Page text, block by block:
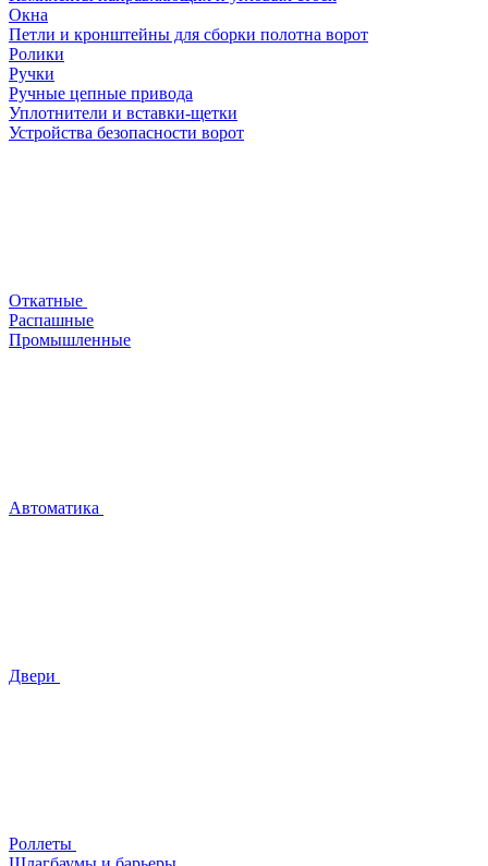
Окна
Петли и кронштейны для сборки полотна ворот
Ролики
Ручки
Ручные цепные привода
Уплотнители и вставки-щетки
Устройства безопасности ворот
Откатные
Распашные
Промышленные
Автоматика
Двери
Роллеты